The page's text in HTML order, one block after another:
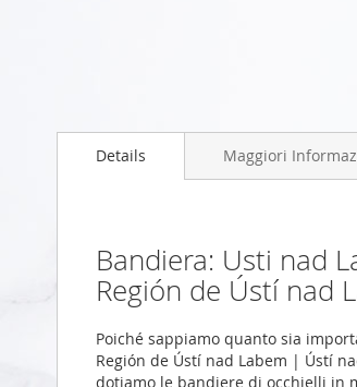
Details
Bandiera: Usti nad
Región de Ústí nad
Poiché sappiamo quanto sia
Región de Ústí nad Labem | Ústí
dotiamo le bandiere di occhielli in
Maggiori